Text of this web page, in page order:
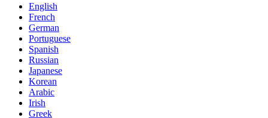
English
French
German
Portuguese
Spanish
Russian
Japanese
Korean
Arabic
Irish
Greek